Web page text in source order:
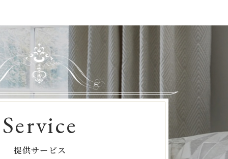
Service
提供サービス